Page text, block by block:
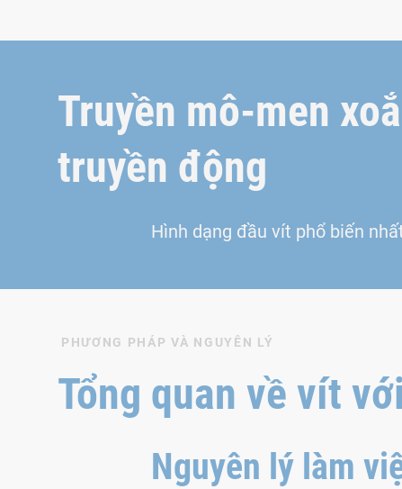
Truyền mô-men
truyền động
Hình dạng đầu vít phổ biến
PHƯƠNG PHÁP VÀ NGUYÊN LÝ
Tổng quan về vít
Nguyên lý làm